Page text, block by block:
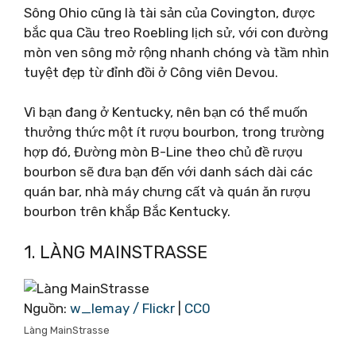
Sông Ohio cũng là tài sản của Covington, được
bắc qua Cầu treo Roebling lịch sử, với con đường
mòn ven sông mở rộng nhanh chóng và tầm nhìn
tuyệt đẹp từ đỉnh đồi ở Công viên Devou.
Vì bạn đang ở Kentucky, nên bạn có thể muốn
thưởng thức một ít rượu bourbon, trong trường
hợp đó, Đường mòn B-Line theo chủ đề rượu
bourbon sẽ đưa bạn đến với danh sách dài các
quán bar, nhà máy chưng cất và quán ăn rượu
bourbon trên khắp Bắc Kentucky.
1. LÀNG MAINSTRASSE
Nguồn: w_lemay / Flickr CC0
Làng MainStrasse